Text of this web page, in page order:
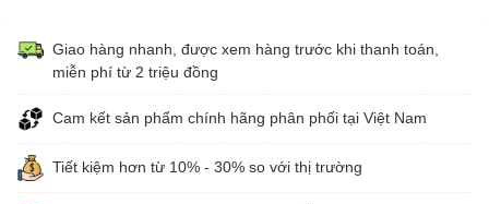
Giao hàng nhanh, được xem hàng trước khi thanh toán,
miễn phí từ 2 triệu đồng
Cam kết sản phẩm chính hãng phân phối tại Việt Nam
Tiết kiệm hơn từ 10% - 30% so với thị trường